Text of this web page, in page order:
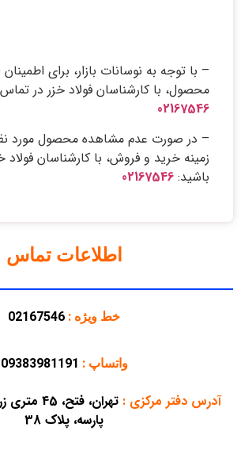
– با توجه به نوسانات بازار، برای
محصول، با کارشناسان فولاد خزر در
02167546
– در صورت عدم مشاهده محصول مورد
زمینه خرید و فروش، با کارشناسان
باشید: 02167546
اطلاعات تماس
خط ویژه : 02167546
واتساپ : 09383981191
آدرس دفتر مرکزی:
تهران،
پارسه، پلاک 38